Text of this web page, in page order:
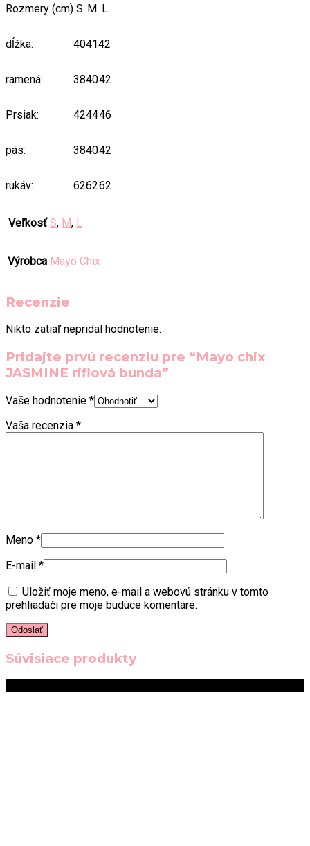
Rozmery (cm) S M L
dĺžka: 404142
ramená: 384042
Prsiak: 424446
pás: 384042
rukáv: 626262
Veľkosť S, M, L
Výrobca Mayo Chix
Recenzie
Nikto zatiaľ nepridal hodnotenie.
Pridajte prvú recenziu pre “Mayo chix
JASMINE riflová bunda”
Vaše hodnotenie *
Vaša recenzia *
Meno *
E-mail *
Uložiť moje meno, e-mail a webovú stránku v tomto
prehliadači pre moje budúce komentáre.
Súvisiace produkty